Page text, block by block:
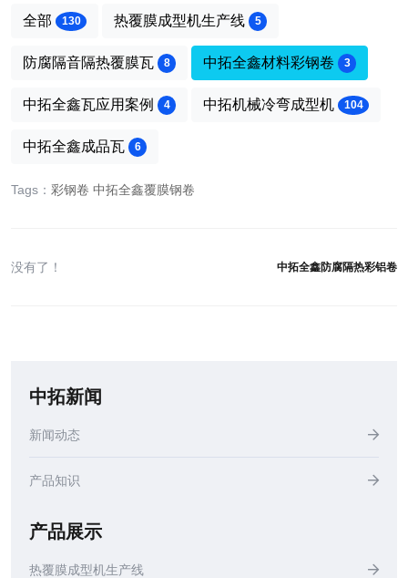
全部 130 热覆膜成型机生产线 5
防腐隔音隔热覆膜瓦 8 中拓全鑫材料彩钢卷 3
中拓全鑫瓦应用案例 4 中拓机械冷弯成型机 104
中拓全鑫成品瓦 6
Tags： 彩钢卷 中拓全鑫覆膜钢卷
没有了！ 中拓全鑫防腐隔热彩铝卷
中拓新闻
新闻动态
产品知识
产品展示
热覆膜成型机生产线